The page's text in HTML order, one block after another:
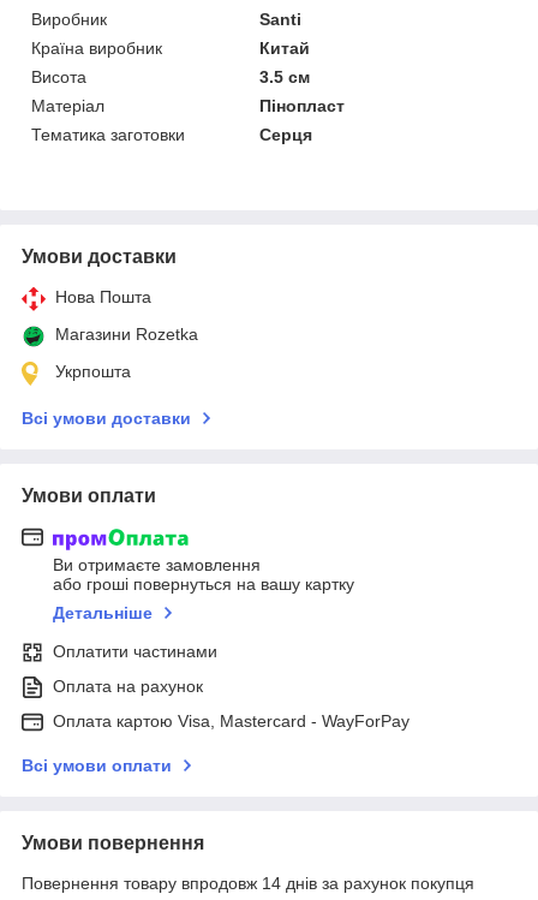
Виробник
Santi
Країна виробник
Китай
Висота
3.5 см
Матеріал
Пінопласт
Тематика заготовки
Серця
Умови доставки
Нова Пошта
Магазини Rozetka
Укрпошта
Всі умови доставки
Умови оплати
Ви отримаєте замовлення
або гроші повернуться на вашу картку
Детальніше
Оплатити частинами
Оплата на рахунок
Оплата картою Visa, Mastercard - WayForPay
Всі умови оплати
Умови повернення
Повернення товару впродовж 14 днів за рахунок покупця